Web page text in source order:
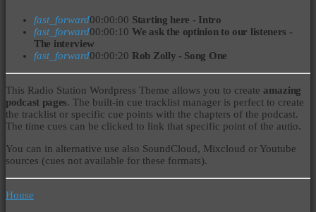
fast_forward00:00:00 Starting here - Intro
fast_forward00:00:10 We ask the optinion to our listeners -
The interview
fast_forward00:00:20 Rob Zolly - Song One
This Radio Station Wordpress Theme allows you to create amazing
podcast pages. The built-in cue tracklist manager is perfect to create
the tracklist or specific cue points with the chapters of the podcast.
The time cues can be clicked to link that specific point of the autio.
You can in alternative use also SoundCloud, Mixcloud or Youtube
sources (cues not available for these formats).
House